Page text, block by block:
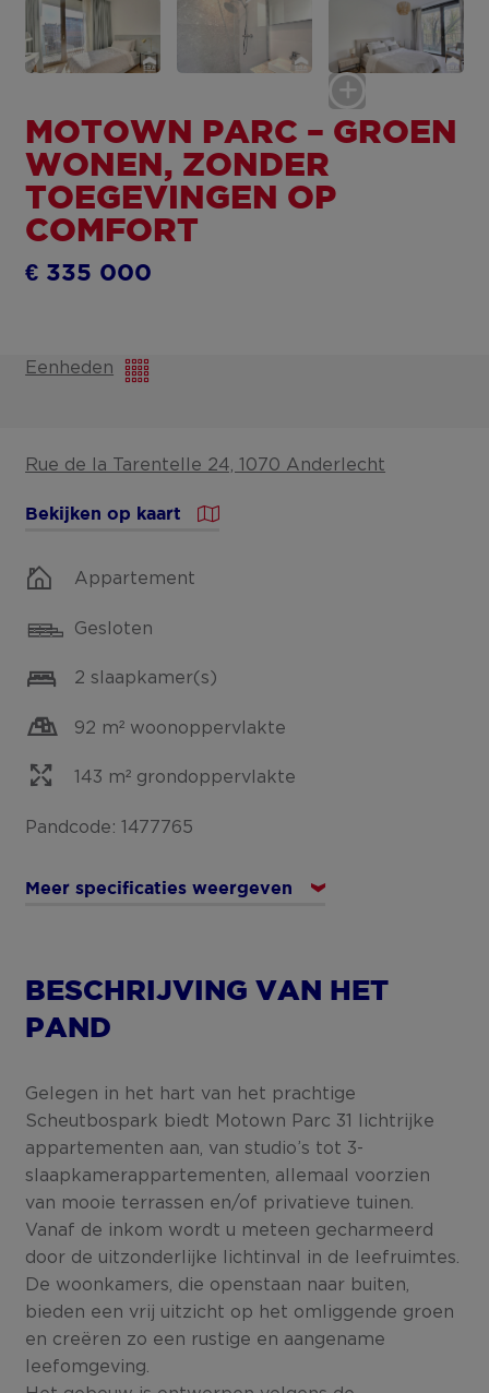
MOTOWN PARC – GROEN
WONEN, ZONDER
TOEGEVINGEN OP
COMFORT
€ 335 000
Eenheden
Rue de la Tarentelle 24, 1070 Anderlecht
Bekijken op kaart
Appartement
Gesloten
2 slaapkamer(s)
92 m² woonoppervlakte
143 m² grondoppervlakte
Pandcode: 1477765
Meer specificaties weergeven
BESCHRIJVING VAN HET
PAND
Gelegen in het hart van het prachtige
Scheutbospark biedt Motown Parc 31 lichtrijke
appartementen aan, van studio’s tot 3-
slaapkamerappartementen, allemaal voorzien
van mooie terrassen en/of privatieve tuinen.
Vanaf de inkom wordt u meteen gecharmeerd
door de uitzonderlijke lichtinval in de leefruimtes.
De woonkamers, die openstaan naar buiten,
bieden een vrij uitzicht op het omliggende groen
en creëren zo een rustige en aangename
leefomgeving.